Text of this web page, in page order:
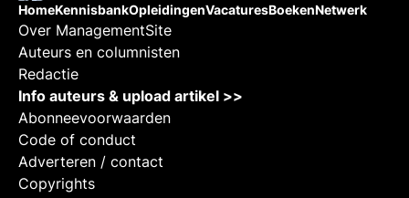
HomeKennisbankOpleidingenVacaturesBoekenNetwerk
Over ManagementSite
Auteurs en columnisten
Redactie
Info auteurs & upload artikel >>
Abonneevoorwaarden
Code of conduct
Adverteren / contact
Copyrights